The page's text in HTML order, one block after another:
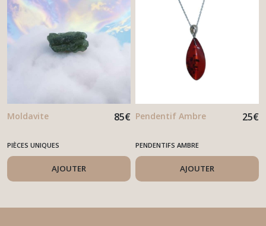
Moldavite 85€
PIÈCES UNIQUES
AJOUTER
Pendentif Ambre 25€
PENDENTIFS AMBRE
AJOUTER